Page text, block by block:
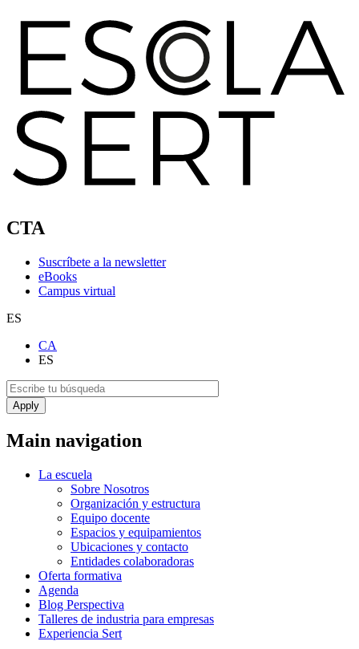
CTA
Suscríbete a la newsletter
eBooks
Campus virtual
ES
CA
ES
Main navigation
La escuela
Sobre Nosotros
Organización y estructura
Equipo docente
Espacios y equipamientos
Ubicaciones y contacto
Entidades colaboradoras
Oferta formativa
Agenda
Blog Perspectiva
Talleres de industria para empresas
Experiencia Sert